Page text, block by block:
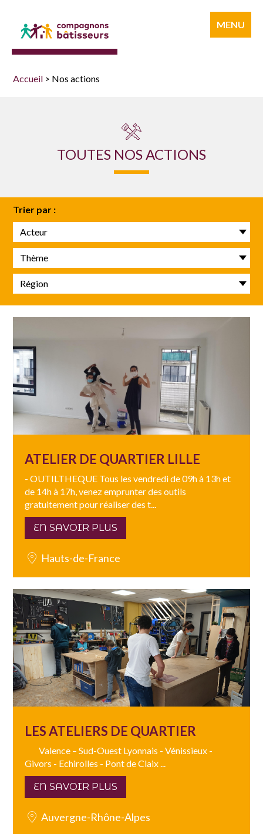
MENU
bâtisseurs
Accueil > Nos actions
TOUTES NOS ACTIONS
Trier par :
Acteur
Thème
Région
ATELIER DE QUARTIER LILLE
- OUTILTHEQUE Tous les vendredi de 09h à 13h et
de 14h à 17h, venez emprunter des outils
gratuitement pour réaliser des t...
EN SAVOIR PLUS
Hauts-de-France
LES ATELIERS DE QUARTIER
Valence – Sud-Ouest Lyonnais - Vénissieux -
Givors - Echirolles - Pont de Claix ...
EN SAVOIR PLUS
Auvergne-Rhône-Alpes